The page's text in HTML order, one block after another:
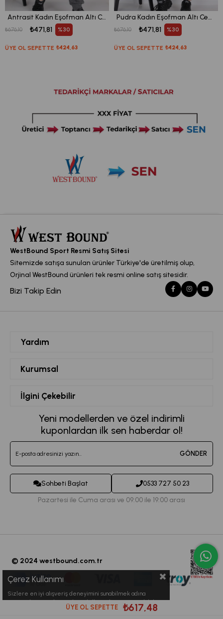
Antrasit Kadın Eşofman Altı Cepli Ribanalı Bağcıklı Jogger Pantolon
ÜYE OL SEPETTE ₺424,63
₺471,81
₺676,10 %30
Pudra Kadın Eşofman Altı Cepli Ribanalı Bağcıklı Jogger Pantolon
ÜYE OL SEPETTE ₺424,63
₺471,81
₺676,10 %30
WestBound Sport Resmi Satış Sitesi
Sitemizde satışa sunulan ürünler Türkiye'de üretilmiş olup,
Orjinal WestBound ürünleri tek resmi online satış sitesidir.
Bizi Takip Edin
Yardım
Favorilerim
Sepetim
Destek Taleplerim
Sipariş Takibi
Kurumsal
Hakkımızda
Kvkk Metni
Teslimat ve İade Koşulları
Toptan Satış
İletişim
İlgini Çekebilir
Kadın Spor Giyim
Büyük Beden Eşofman
Jogger Eşofman Altı
Kadın Tayt Modelleri
Crop Büstiyet Modelleri
Yeni modellerden ve özel indirimli
kuponlardan ilk sen haberdar ol!
GÖNDER
Sohbeti Başlat
0533 727 50 23
Pazartesi ile Cuma arası ve 09:00 ile 19:00 arası
© 2024 westbound.com.tr
Çerez Kullanımı
Sizlere en iyi alışveriş deneyimini sunabilmek adına
sitemizde çerezler(cookies) kullanmaktayız. Detaylı bilgi
için Kvkk sözleşmesini inceleyebilirsiniz.
ÜYE OL SEPETTE ₺617,48